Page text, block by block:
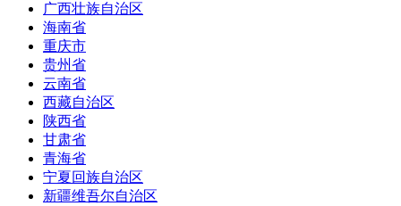
广西壮族自治区
海南省
重庆市
贵州省
云南省
西藏自治区
陕西省
甘肃省
青海省
宁夏回族自治区
新疆维吾尔自治区